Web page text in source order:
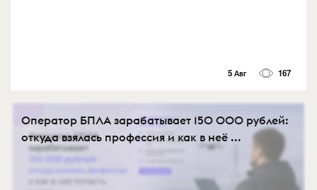
5 Авг 167
Оператор БПЛА зарабатывает 150 000 рублей:
откуда взялась профессия и как в неё ...